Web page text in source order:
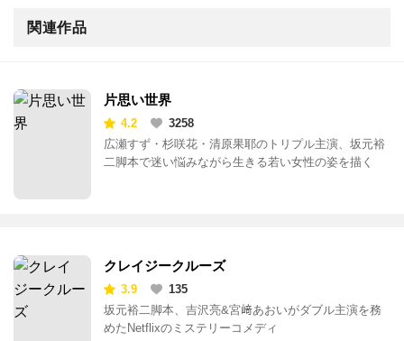
関連作品
片思い世界
4.2
3258
広瀬すず・杉咲花・清原果耶のトリプル主演、坂元裕
二脚本で迷い悩みながら生きる若い女性の姿を描く
クレイジークルーズ
3.9
135
坂元裕二脚本、吉沢亮&宮﨑あおいがダブル主演を務
めたNetflixのミステリーコメディ